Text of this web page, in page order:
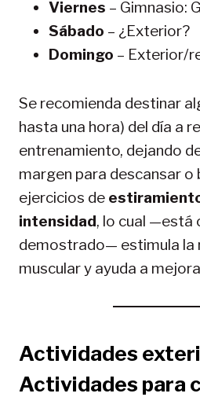
Viernes – Gimnasio:
Sábado – ¿Exterior?
Domingo – Exterior/
Se recomienda destinar
hasta una hora) del día a
entrenamiento, dejando
margen para descansar o
ejercicios de
intensidad, lo cual —está
demostrado— estimula la
muscular y ayuda a
Actividades
Actividades para